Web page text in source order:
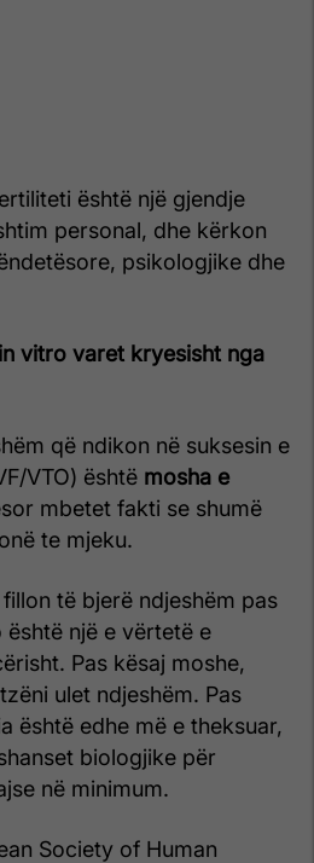
është një gjendje
personal, dhe kërkon
psikologjike dhe
vitro varet kryesisht nga
që ndikon në suksesin e
VTO) është mosha e
mbetet fakti se shumë
te mjeku.
të bjerë ndjeshëm pas
është një e vërtetë e
Pas kësaj moshe,
ulet ndjeshëm. Pas
është edhe më e theksuar,
biologjike për
në minimum.
Society of Human